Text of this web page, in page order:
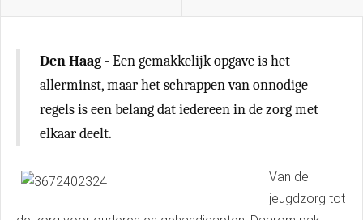
Den Haag - Een gemakkelijk opgave is het
allerminst, maar het schrappen van onnodige
regels is een belang dat iedereen in de zorg met
elkaar deelt.
Van de
jeugdzorg tot